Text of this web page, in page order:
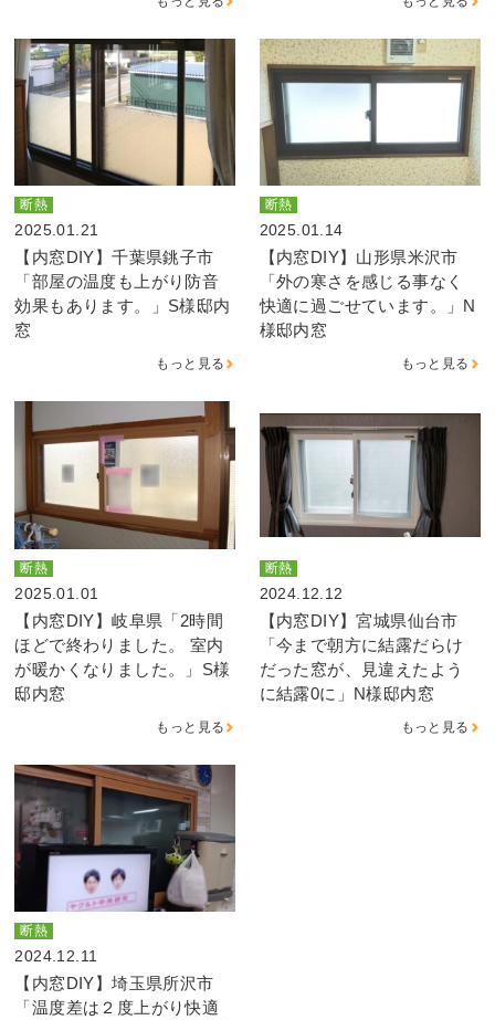
断熱
2025.01.21
【内窓DIY】千葉県銚子市
「部屋の温度も上がり防音
効果もあります。」S様邸内
窓
もっと見る
断熱
2025.01.14
【内窓DIY】山形県米沢市
「外の寒さを感じる事なく
快適に過ごせています。」N
様邸内窓
もっと見る
断熱
2025.01.01
【内窓DIY】岐阜県「2時間
ほどで終わりました。 室内
が暖かくなりました。」S様
邸内窓
もっと見る
断熱
2024.12.12
【内窓DIY】宮城県仙台市
「今まで朝方に結露だらけ
だった窓が、見違えたよう
に結露0に」N様邸内窓
もっと見る
断熱
2024.12.11
【内窓DIY】埼玉県所沢市
「温度差は２度上がり快適